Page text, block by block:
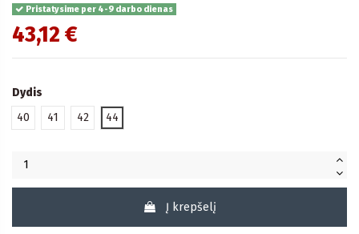
Pristatysime per 4-9 darbo dienas
43,12 €
Dydis
40
41 42 44
Į krepšelį